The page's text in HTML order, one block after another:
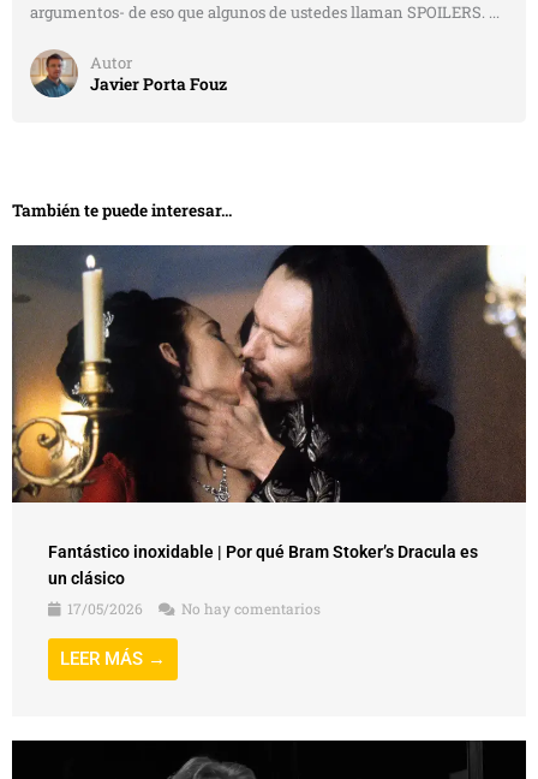
argumentos- de eso que algunos de ustedes llaman SPOILERS. ...
Autor
Javier Porta Fouz
También te puede interesar...
Fantástico inoxidable | Por qué Bram Stoker’s Dracula es
un clásico
17/05/2026
No hay comentarios
LEER MÁS →